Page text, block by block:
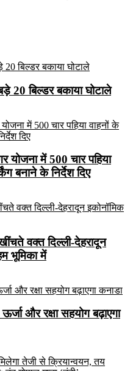
20 बिल्डर बकाया घोटाले
योजना में 500 चार पहिया
बनाने के निर्देश दिए
वक्त दिल्ली-देहरादून
भूमिका में
और रक्षा सहयोग बढ़ाएगा